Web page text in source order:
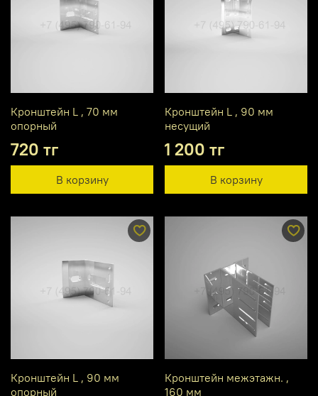
Кронштейн L , 70 мм
опорный
720 тг
В корзину
Кронштейн L , 90 мм
несущий
1 200 тг
В корзину
Кронштейн L , 90 мм
опорный
Кронштейн межэтажн. ,
160 мм